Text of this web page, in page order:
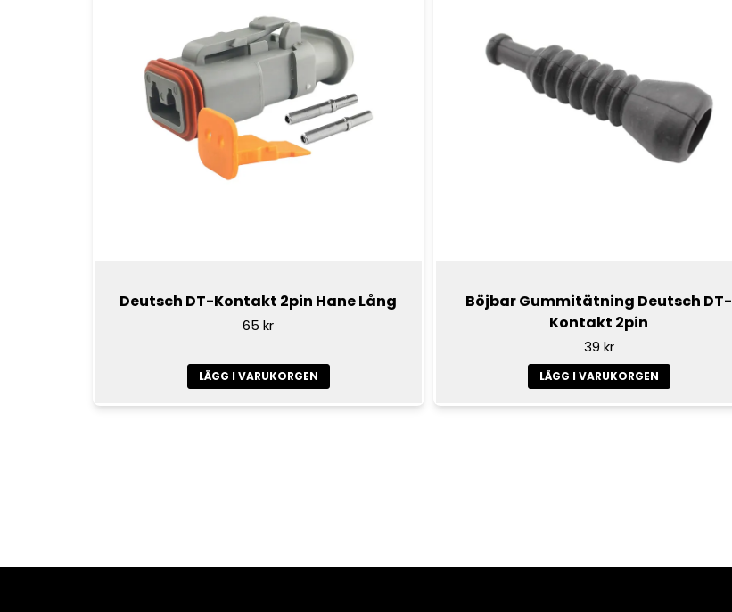
Deutsch DT-Kontakt 2pin Hane Lång
65 kr
LÄGG I VARUKORGEN
Böjbar Gummitätning Deutsch DT-
Kontakt 2pin
39 kr
LÄGG I VARUKORGEN